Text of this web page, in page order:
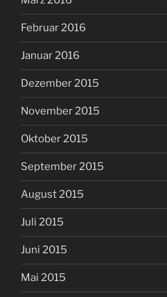
Februar 2016
Januar 2016
Dezember 2015
November 2015
Oktober 2015
September 2015
August 2015
Juli 2015
Juni 2015
Mai 2015